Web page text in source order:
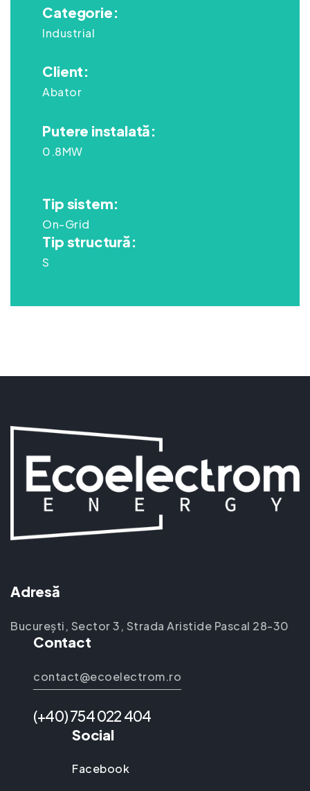
Categorie:
Industrial
Client:
Abator
Putere instalată:
0.8MW
Tip sistem:
On-Grid
Tip structură:
S
Adresă
București, Sector 3, Strada Aristide Pascal 28-30
Contact
contact@ecoelectrom.ro
(+40) 754 022 404
Social
Facebook